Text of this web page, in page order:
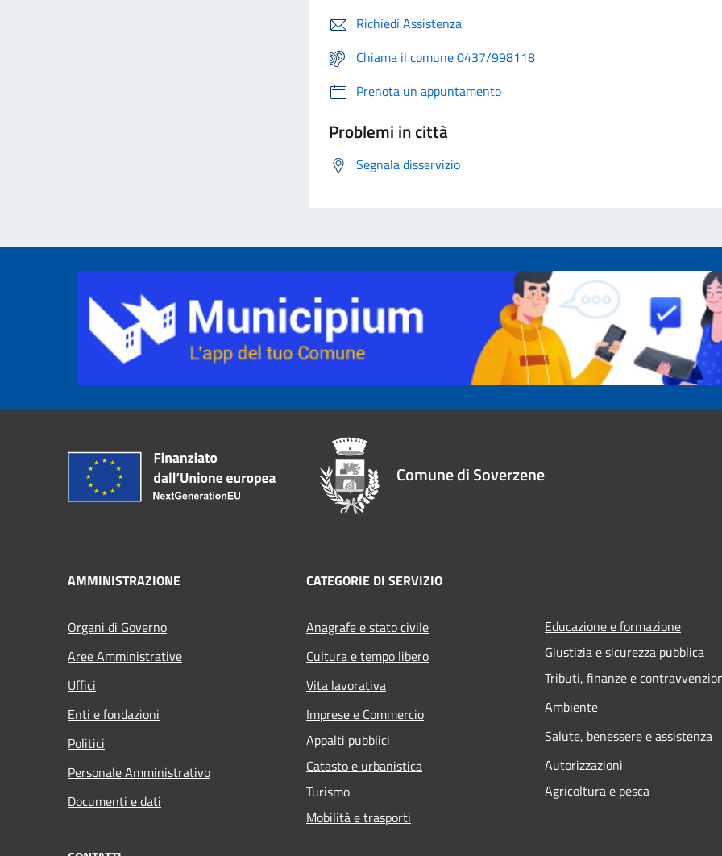
Richiedi Assistenza
Chiama il comune 0437/998118
Prenota un appuntamento
Problemi in città
Segnala disservizio
Comune di Soverzene
AMMINISTRAZIONE
Organi di Governo
Aree Amministrative
Uffici
Enti e fondazioni
Politici
Personale Amministrativo
Documenti e dati
CATEGORIE DI SERVIZIO
Anagrafe e stato civile
Cultura e tempo libero
Vita lavorativa
Imprese e Commercio
Appalti pubblici
Catasto e urbanistica
Turismo
Mobilità e trasporti
Educazione e formazione
Giustizia e sicurezza pubblica
Tributi, finanze e
Ambiente
Salute, benessere e assistenza
Autorizzazioni
Agricoltura e pesca